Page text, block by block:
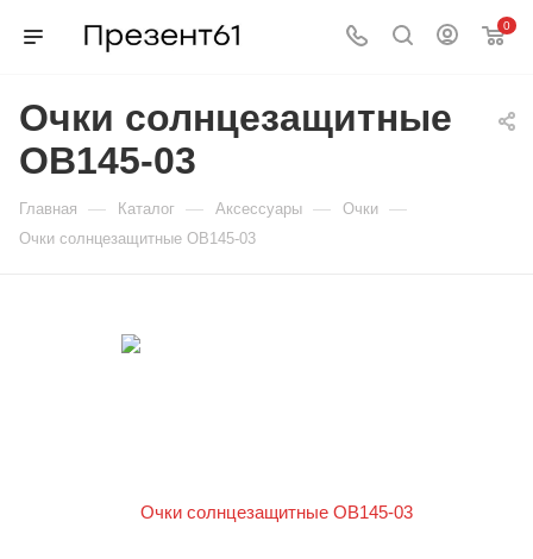
0
Очки солнцезащитные
OB145-03
Главная — Каталог — Аксессуары — Очки —
Очки солнцезащитные OB145-03